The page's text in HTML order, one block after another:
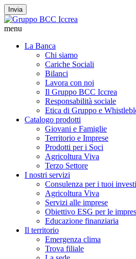
Invia
menu
La Banca
Chi siamo
Cariche Sociali
Bilanci
Lavora con noi
Il Gruppo BCC Iccrea
Responsabilità sociale
Etica di Gruppo e
Catalogo prodotti
Giovani e Famiglie
Territorio e Imprese
Prodotti per i Soci
Agricoltura Viva
Terzo Settore
I nostri servizi
Consulenza per i tuoi
Agricoltura Viva
Servizi alle imprese
Obiettivo ESG per le
Educazione finanziaria
Il territorio
Emergenza clima
Trova filiale